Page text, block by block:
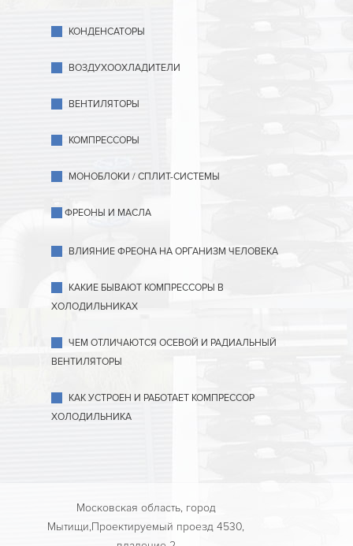
КОНДЕНСАТОРЫ
ВОЗДУХООХЛАДИТЕЛИ
ВЕНТИЛЯТОРЫ
КОМПРЕССОРЫ
МОНОБЛОКИ / СПЛИТ-СИСТЕМЫ
ФРЕОНЫ И МАСЛА
ВЛИЯНИЕ ФРЕОНА НА ОРГАНИЗМ ЧЕЛОВЕКА
КАКИЕ БЫВАЮТ КОМПРЕССОРЫ В
ХОЛОДИЛЬНИКАХ
ЧЕМ ОТЛИЧАЮТСЯ ОСЕВОЙ И РАДИАЛЬНЫЙ
ВЕНТИЛЯТОРЫ
КАК УСТРОЕН И РАБОТАЕТ КОМПРЕССОР
ХОЛОДИЛЬНИКА
Московская область, город
Мытищи,Проектируемый проезд 4530,